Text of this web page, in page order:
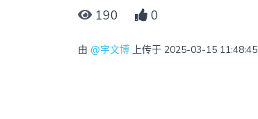
190 0
由 @宇文博 上传于 2025-03-15 11:48:45